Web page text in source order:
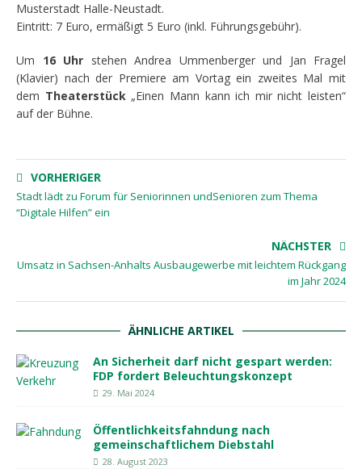
Musterstadt Halle-Neustadt.
Eintritt: 7 Euro, ermäßigt 5 Euro (inkl. Führungsgebühr).
Um 16 Uhr stehen Andrea Ummenberger und Jan Fragel
(Klavier) nach der Premiere am Vortag ein zweites Mal mit
dem Theaterstück„Einen Mann kann ich mir nicht leisten“
auf der Bühne.
VORHERIGER
Stadt lädt zu Forum für Seniorinnen undSenioren zum Thema
“Digitale Hilfen” ein
NÄCHSTER
Umsatz in Sachsen-Anhalts Ausbaugewerbe mit leichtem Rückgang
im Jahr 2024
ÄHNLICHE ARTIKEL
An Sicherheit darf nicht gespart werden:
FDP fordert Beleuchtungskonzept
29. Mai 2024
Öffentlichkeitsfahndung nach
gemeinschaftlichem Diebstahl
28. August 2023